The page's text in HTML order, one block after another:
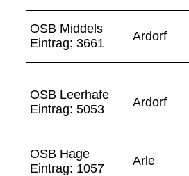
OSB Middels
Eintrag: 3661
Ardorf
OSB Leerhafe
Eintrag: 5053
Ardorf
OSB Hage
Eintrag: 1057
Arle